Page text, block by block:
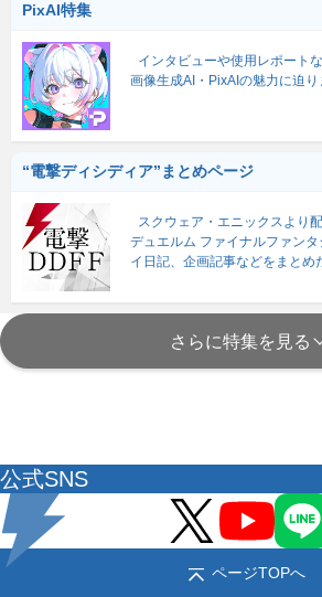
PixAI特集
インタビューや使用レポート
画像生成AI・PixAIの魅力に迫り
“電撃ディシディア”まとめページ
スクウェア・エニックスより
デュエルム ファイナルファン
イ日記、企画記事などをまとめ
さらに特集を見る
公式SNS
ページTOPへ